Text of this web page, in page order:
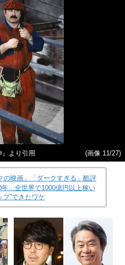
』より引用 (画像 11/27)
の映画」「ダークすぎる」酷評
…全世界で1000億円以上稼い
プ”できたワケ